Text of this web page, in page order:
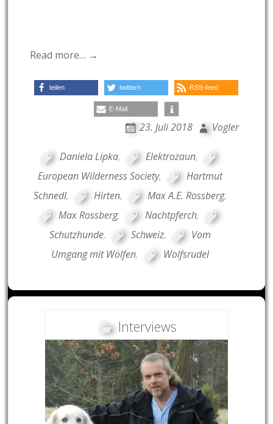
Read more… →
teilen twittern RSS-feed
E-Mail
23. Juli 2018 Vogler
Daniela Lipka, Elektrozaun,
European Wilderness Society,
Hartmut
Schnedl, Hirten, Max A.E. Rossberg,
Max Rossberg, Nachtpferch,
Schutzhunde, Schweiz,
Vom
Umgang mit Wölfen, Wolfsrudel
Interviews